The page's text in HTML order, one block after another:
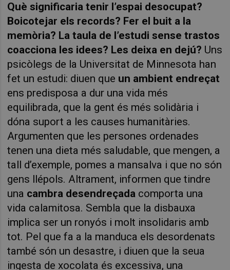
Què significaria tenir l’espai desocupat?
Boicotejar els records? Fer el buit a la
memòria? La taula de l’estudi sense trastos
coacciona les idees? Les deixa en dejú? Uns
psicòlegs de la Universitat de Minnesota han
fet un estudi: diuen que un ambient endreçat
ens predisposa a dur una vida més
equilibrada, que la gent és més solidària i
dóna suport a les causes humanitàries.
Argumenten que les persones ordenades
tenen una dieta més saludable, que mengen, a
tall d’exemple, pomes a mansalva i que no són
gens llépols. Altrament, informen que tindre
una cambra desendreçada comporta una
vida calamitosa. Sembla que la disbauxa
implica ser un ronyós i molt insolidaris amb
tot. Pel que fa a la manduca els desordenats
també són un desastre, i diuen que la seua
ingesta de xocolata és excessiva, una